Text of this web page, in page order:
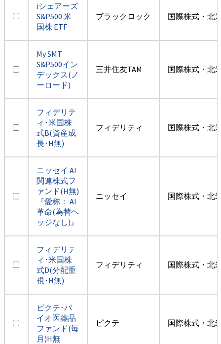
iシェアーズ
S&P500 米
国株 ETF
ブラックロック 国際株式・北
My SMT
S&P500イン
デックス(ノ
ーロード)
三井住友TAM 国際株式・北
フィデリテ
ィ･米国株
式B(資産成
長･H無)
フィデリティ 国際株式・北
ニッセイ AI
関連株式フ
ァンド(H無)
『愛称： AI
革命(為替ヘ
ッジなし)』
ニッセイ 国際株式・北
フィデリテ
ィ･米国株
式D(分配重
視･H無)
フィデリティ 国際株式・北
ピクテ･バ
イオ医薬品
ファンド(毎
月)H無
ピクテ 国際株式・北